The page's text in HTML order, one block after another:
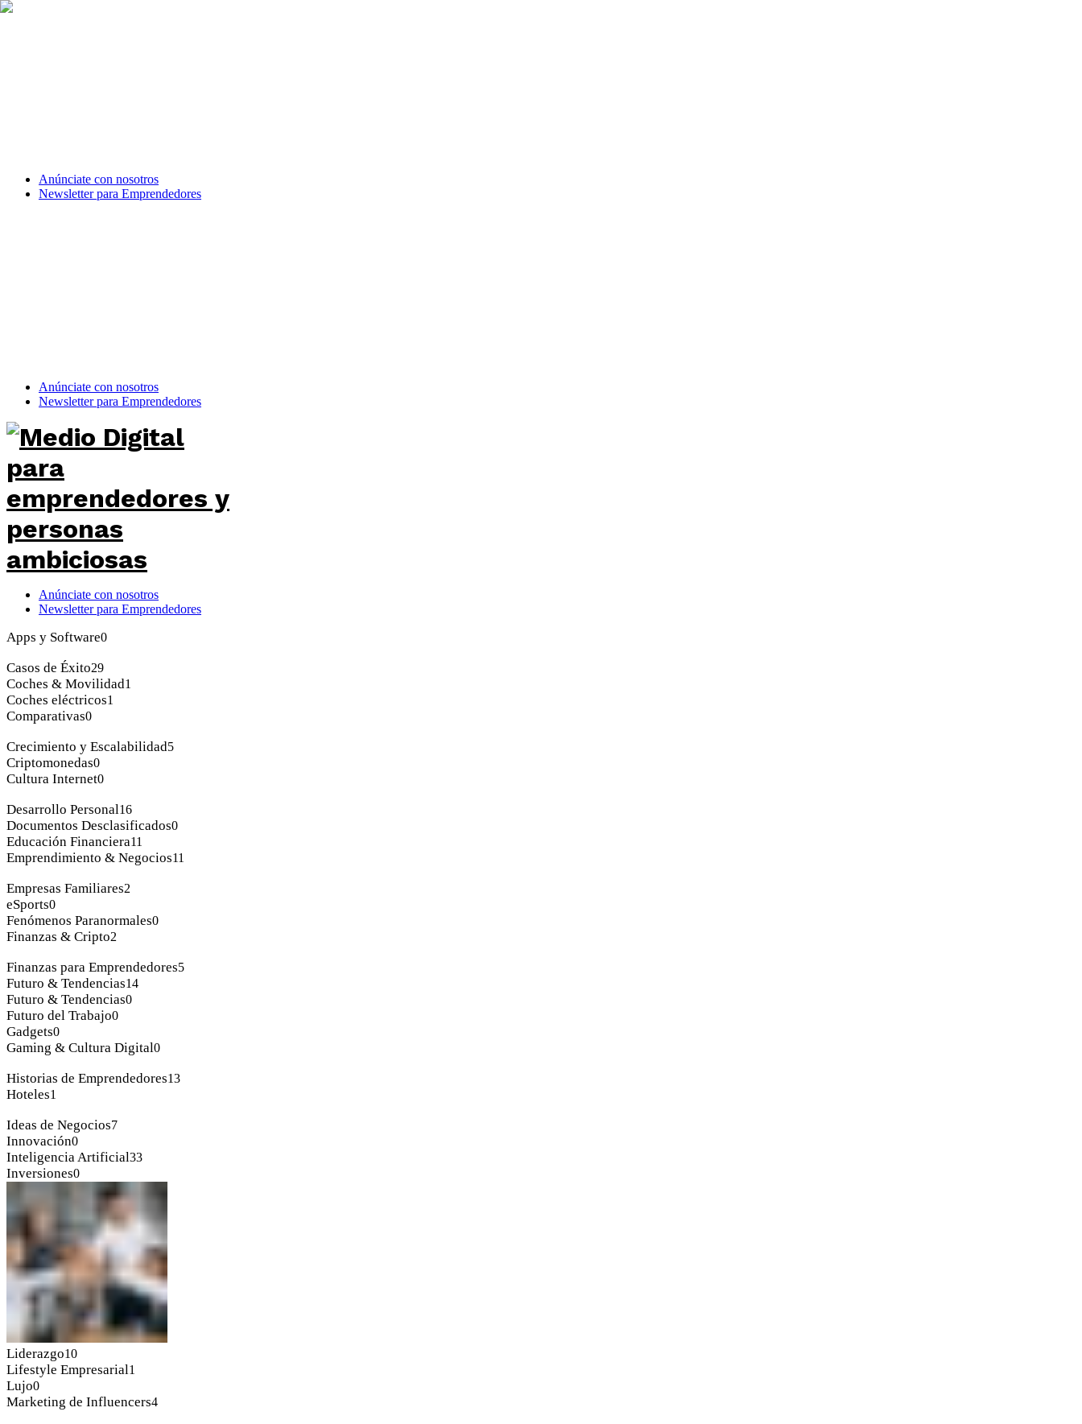
Anúnciate con nosotros
Newsletter para Emprendedores
Anúnciate con nosotros
Newsletter para Emprendedores
Anúnciate con nosotros
Newsletter para Emprendedores
Apps y Software0
Casos de Éxito29
Coches & Movilidad1
Coches eléctricos1
Comparativas0
Crecimiento y Escalabilidad5
Criptomonedas0
Cultura Internet0
Desarrollo Personal16
Documentos Desclasificados0
Educación Financiera11
Emprendimiento & Negocios11
Empresas Familiares2
eSports0
Fenómenos Paranormales0
Finanzas & Cripto2
Finanzas para Emprendedores5
Futuro & Tendencias14
Futuro & Tendencias0
Futuro del Trabajo0
Gadgets0
Gaming & Cultura Digital0
Historias de Emprendedores13
Hoteles1
Ideas de Negocios7
Innovación0
Inteligencia Artificial33
Inversiones0
Liderazgo10
Lifestyle Empresarial1
Lujo0
Marketing de Influencers4